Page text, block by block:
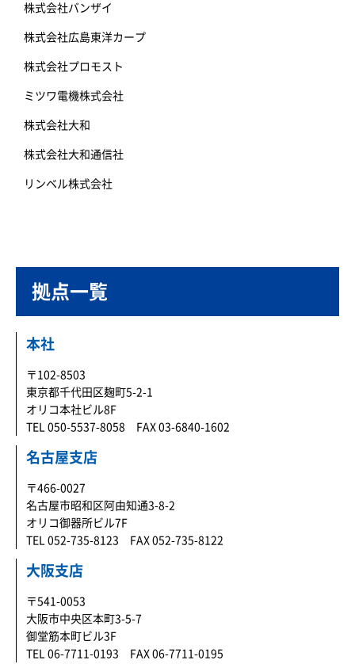
株式会社バンザイ
株式会社広島東洋カープ
株式会社プロモスト
ミツワ電機株式会社
株式会社大和
株式会社大和通信社
リンベル株式会社
拠点一覧
本社
〒102-8503
東京都千代田区麹町5-2-1
オリコ本社ビル8F
TEL 050-5537-8058 FAX 03-6840-1602
名古屋支店
〒466-0027
名古屋市昭和区阿由知通3-8-2
オリコ御器所ビル7F
TEL 052-735-8123 FAX 052-735-8122
大阪支店
〒541-0053
大阪市中央区本町3-5-7
御堂筋本町ビル3F
TEL 06-7711-0193 FAX 06-7711-0195